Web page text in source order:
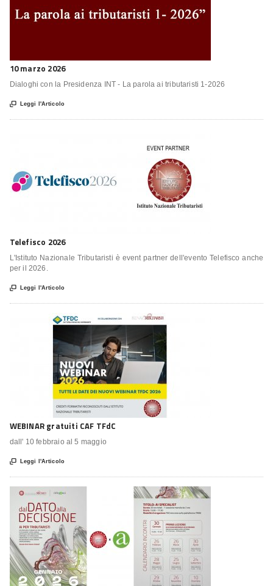
10 marzo 2026
Dialoghi con la Presidenza INT - La parola ai tributaristi 1-2026
 Leggi l'Articolo
Telefisco 2026
L'Istituto Nazionale Tributaristi è event partner dell'evento Telefisco anche
per il 2026.
 Leggi l'Articolo
WEBINAR gratuiti CAF TFdC
dall' 10 febbraio al 5 maggio
 Leggi l'Articolo